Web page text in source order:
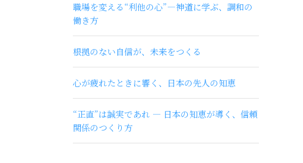
職場を変える“利他の心”―神道に学ぶ、調和の
働き方
根拠のない自信が、未来をつくる
心が疲れたときに響く、日本の先人の知恵
“正直”は誠実であれ ― 日本の知恵が導く、信頼
関係のつくり方